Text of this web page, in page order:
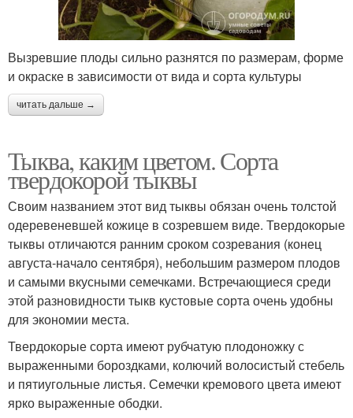
Вызревшие плоды сильно разнятся по размерам, форме
и окраске в зависимости от вида и сорта культуры
читать дальше →
Тыква, каким цветом. Сорта
твердокорой тыквы
Своим названием этот вид тыквы обязан очень толстой
одеревеневшей кожице в созревшем виде. Твердокорые
тыквы отличаются ранним сроком созревания (конец
августа-начало сентября), небольшим размером плодов
и самыми вкусными семечками. Встречающиеся среди
этой разновидности тыкв кустовые сорта очень удобны
для экономии места.
Твердокорые сорта имеют рубчатую плодоножку с
выраженными бороздками, колючий волосистый стебель
и пятиугольные листья. Семечки кремового цвета имеют
ярко выраженные ободки.